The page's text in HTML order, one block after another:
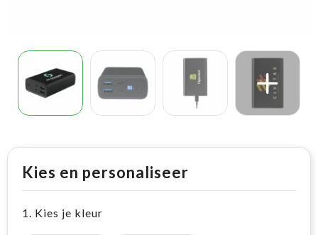
Kies en personaliseer
1. Kies je kleur